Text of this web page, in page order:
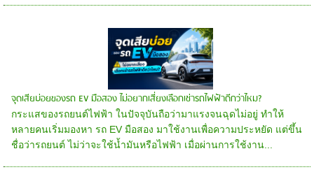
จุดเสียบ่อยของรถ EV มือสอง ไม่อยากเสี่ยงเลือกเช่ารถไฟฟ้าดีกว่าไหม?
กระแสของรถยนต์ไฟฟ้า ในปัจจุบันถือว่ามาแรงจนฉุดไม่อยู่ ทำให้
หลายคนเริ่มมองหา รถ EV มือสอง มาใช้งานเพื่อความประหยัด แต่ขึ้น
ชื่อว่ารถยนต์ ไม่ว่าจะใช้น้ำมันหรือไฟฟ้า เมื่อผ่านการใช้งาน...